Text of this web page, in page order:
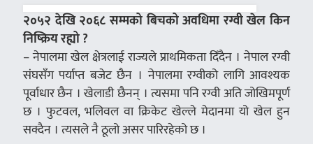
२०५२ देखि २०६८ सम्मको बिचको अवधिमा रग्वी खेल किन
निष्क्रिय रह्यो ?
– नेपालमा खेल क्षेत्रलाई राज्यले प्राथमिकता दिँदैन । नेपाल रग्वी
संघसँग पर्याप्त बजेट छैन । नेपालमा रग्वीको लागि आवश्यक
पूर्वाधार छैन । खेलाडी छैनन् । त्यसमा पनि रग्वी अति जोखिमपूर्ण
छ । फुटवल, भलिवल वा क्रिकेट खेल्ले मेदानमा यो खेल हुन
सक्दैन । त्यसले नै ठूलो असर पारिरहेको छ ।